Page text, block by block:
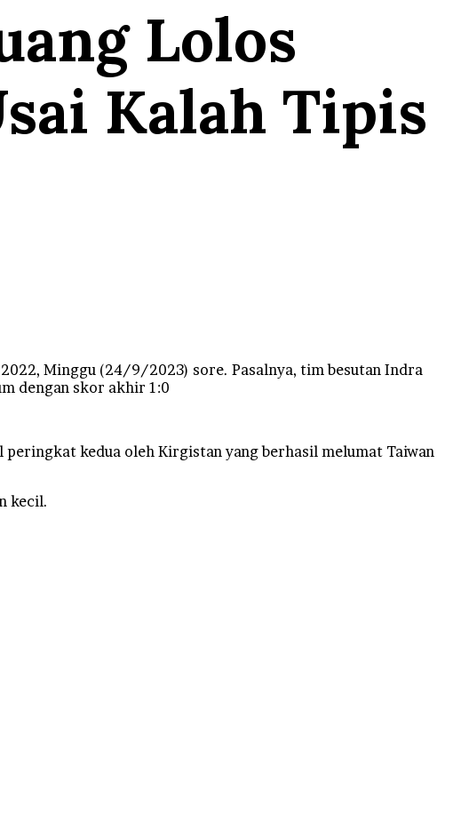
Lolos
Kalah Tipis
Minggu (24/9/2023) sore. Pasalnya, tim besutan Indra
dengan skor akhir 1:0
kedua oleh Kirgistan yang berhasil melumat Taiwan
kecil.